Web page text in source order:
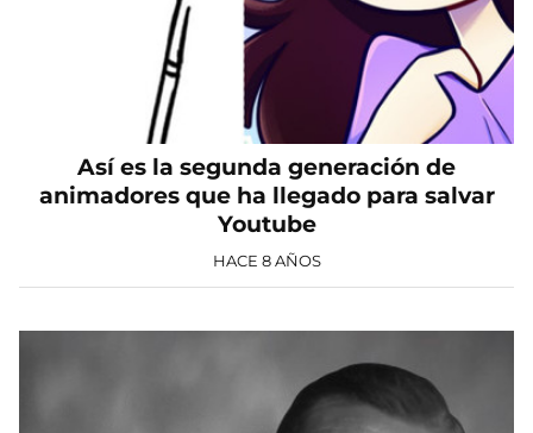
Así es la segunda generación de
animadores que ha llegado para salvar
Youtube
HACE 8 AÑOS